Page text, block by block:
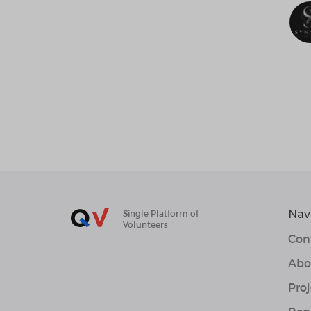
Single Platform of
Volunteers